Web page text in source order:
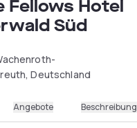
Fellows Hotel
Süd
Deutschland
Angebote Beschreibung